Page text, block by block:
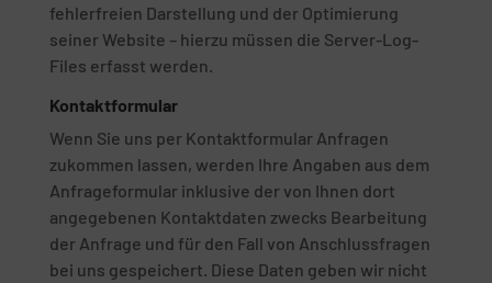
fehlerfreien Darstellung und der Optimierung
seiner Website – hierzu müssen die Server-Log-
Files erfasst werden.
Kontaktformular
Wenn Sie uns per Kontaktformular Anfragen
zukommen lassen, werden Ihre Angaben aus dem
Anfrageformular inklusive der von Ihnen dort
angegebenen Kontaktdaten zwecks Bearbeitung
der Anfrage und für den Fall von Anschlussfragen
bei uns gespeichert. Diese Daten geben wir nicht